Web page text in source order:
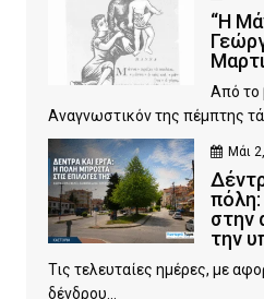
“Η
Από το
Αναγνωστικόν της πέμπτης
Μάι
στην
την
Τις τελευταίες ημέρες, με
δένδρου...